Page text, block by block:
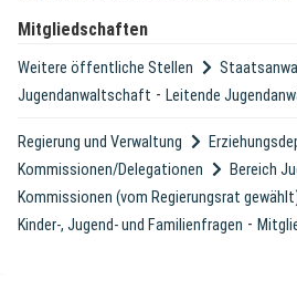
Mitgliedschaften
Weitere öffentliche Stellen
Jugendanwaltschaft - Leitende
Regierung und Verwaltung
Kommissionen/Delegationen
Bereich
Kommissionen (vom Regierungsrat
Kinder-, Jugend- und Familienfragen -